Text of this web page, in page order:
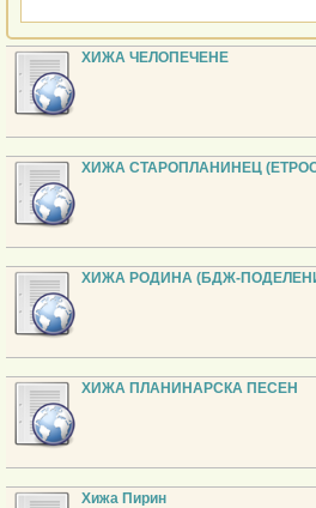
ХИЖА ЧЕЛОПЕЧЕНЕ
ХИЖА СТАРОПЛАНИНЕЦ
ХИЖА РОДИНА (БДЖ-
ХИЖА ПЛАНИНАРСКА ПЕСЕН
Хижа Пирин